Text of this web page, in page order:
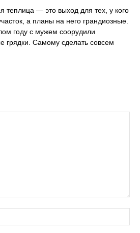
теплица — это выход для тех, у кого
а планы на него грандиозные.
году с мужем соорудили
грядки. Самому сделать совсем